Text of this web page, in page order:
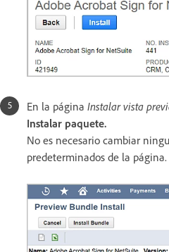
En la página Instalar vista
Instalar paquete.
No es necesario cambiar
predeterminados de la página.